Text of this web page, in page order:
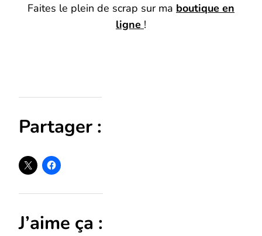
Faites le plein de scrap sur ma boutique en
ligne !
Partager :
J’aime ça :